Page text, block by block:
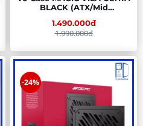
BLACK (ATX/Mid
Đen/Rad360/Không Fan)
1.490.000đ
1.990.000đ
-24%